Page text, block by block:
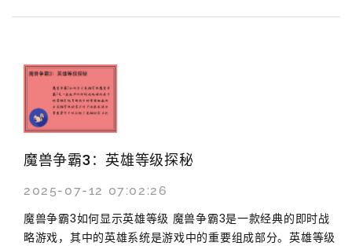
魔兽争霸3：英雄等级探秘
2025-07-12 07:02:26
魔兽争霸3如何显示英雄等级 魔兽争霸3是一款经典的即时战
略游戏，其中的英雄系统是游戏中的重要组成部分。英雄等级